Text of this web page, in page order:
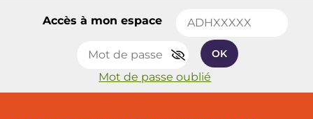
Accès à mon espace
OK
Mot de passe oublié